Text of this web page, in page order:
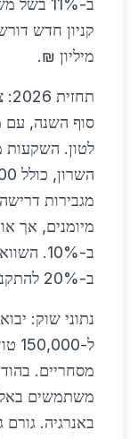
ב-11%
מיליון ₪.
לטון. השקעות
מגבירות
מיומנים, אך
ב-10%.
ב-20% להתקנה מהירה יותר.
נתוני שוק:
באנרגיה.